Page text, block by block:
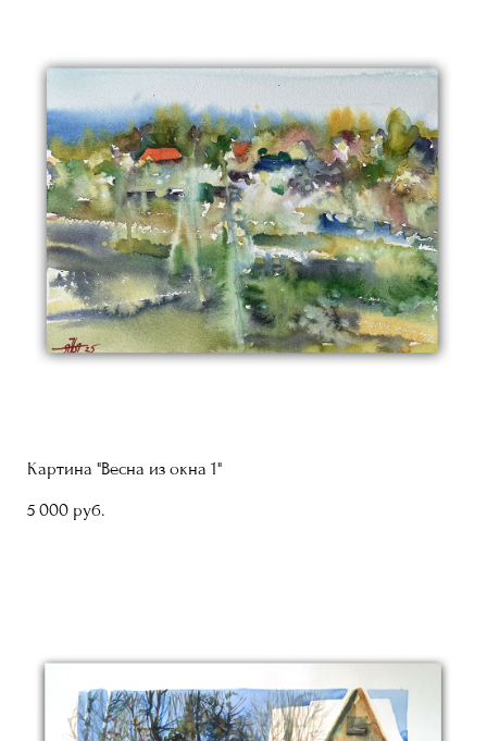
Картина "Весна из окна 1"
5 000 pуб.